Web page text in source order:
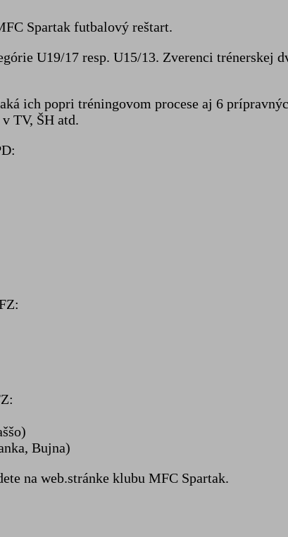
Spartak futbalový reštart.
U19/17 resp. U15/13. Zverenci trénerskej
ich popri tréningovom procese aj 6
TV, ŠH atd.
Bujna)
na web.stránke klubu MFC Spartak.